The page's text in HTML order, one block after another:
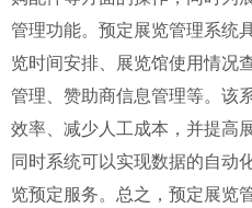
管理功能。预定展览管理系统
览时间安排、展览馆使用情况
管理、赞助商信息管理等。该
效率、减少人工成本，并提高
同时系统可以实现数据的自动
览预定服务。总之，预定展览